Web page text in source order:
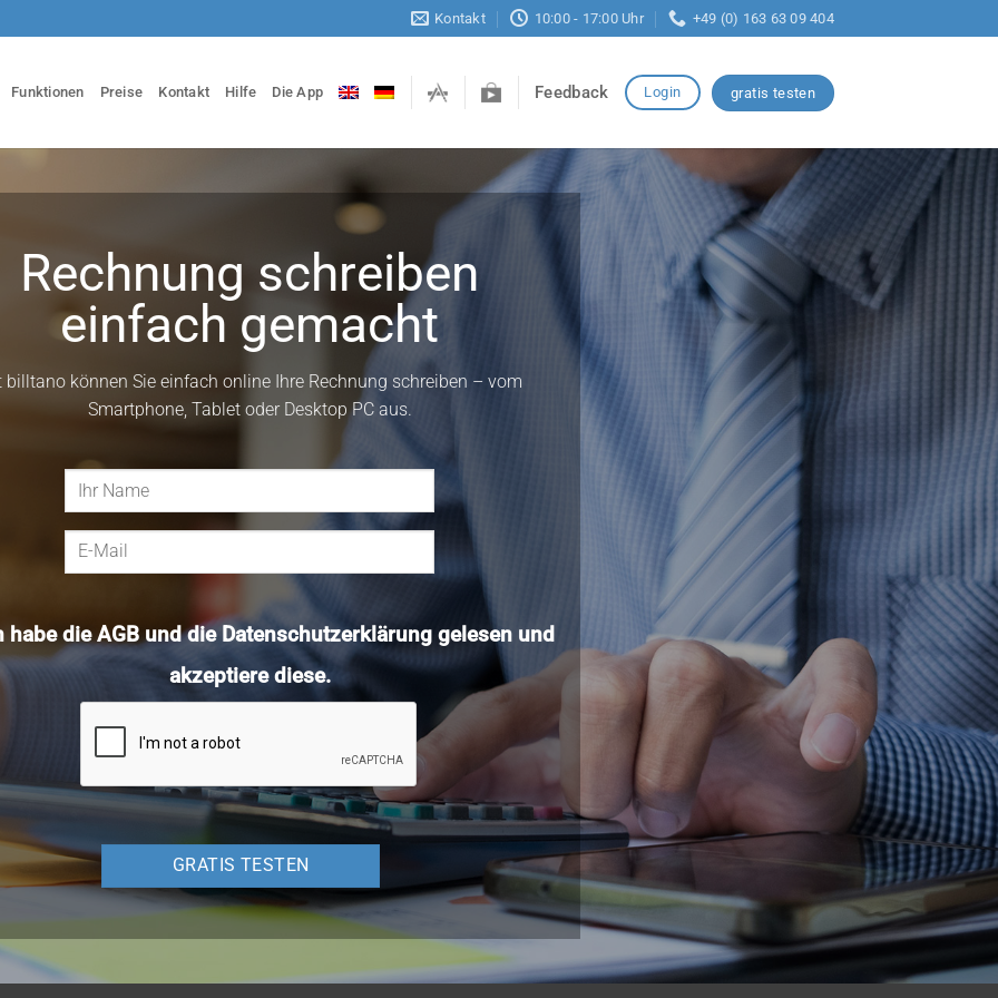
Kontakt 10:00 - 17:00 Uhr +49 (0) 163 63 09 404
Funktionen Preise Kontakt Hilfe Die App Feedback Login gratis testen
Rechnung schreiben
einfach gemacht
billtano können Sie einfach online Ihre Rechnung schreiben – vom
Smartphone, Tablet oder Desktop PC aus.
habe dieAGBund die Datenschutzerklärunggelesen und
akzeptiere diese.